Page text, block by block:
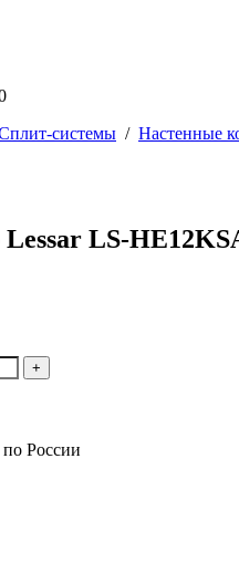
системы / Настенные
LS-
по России